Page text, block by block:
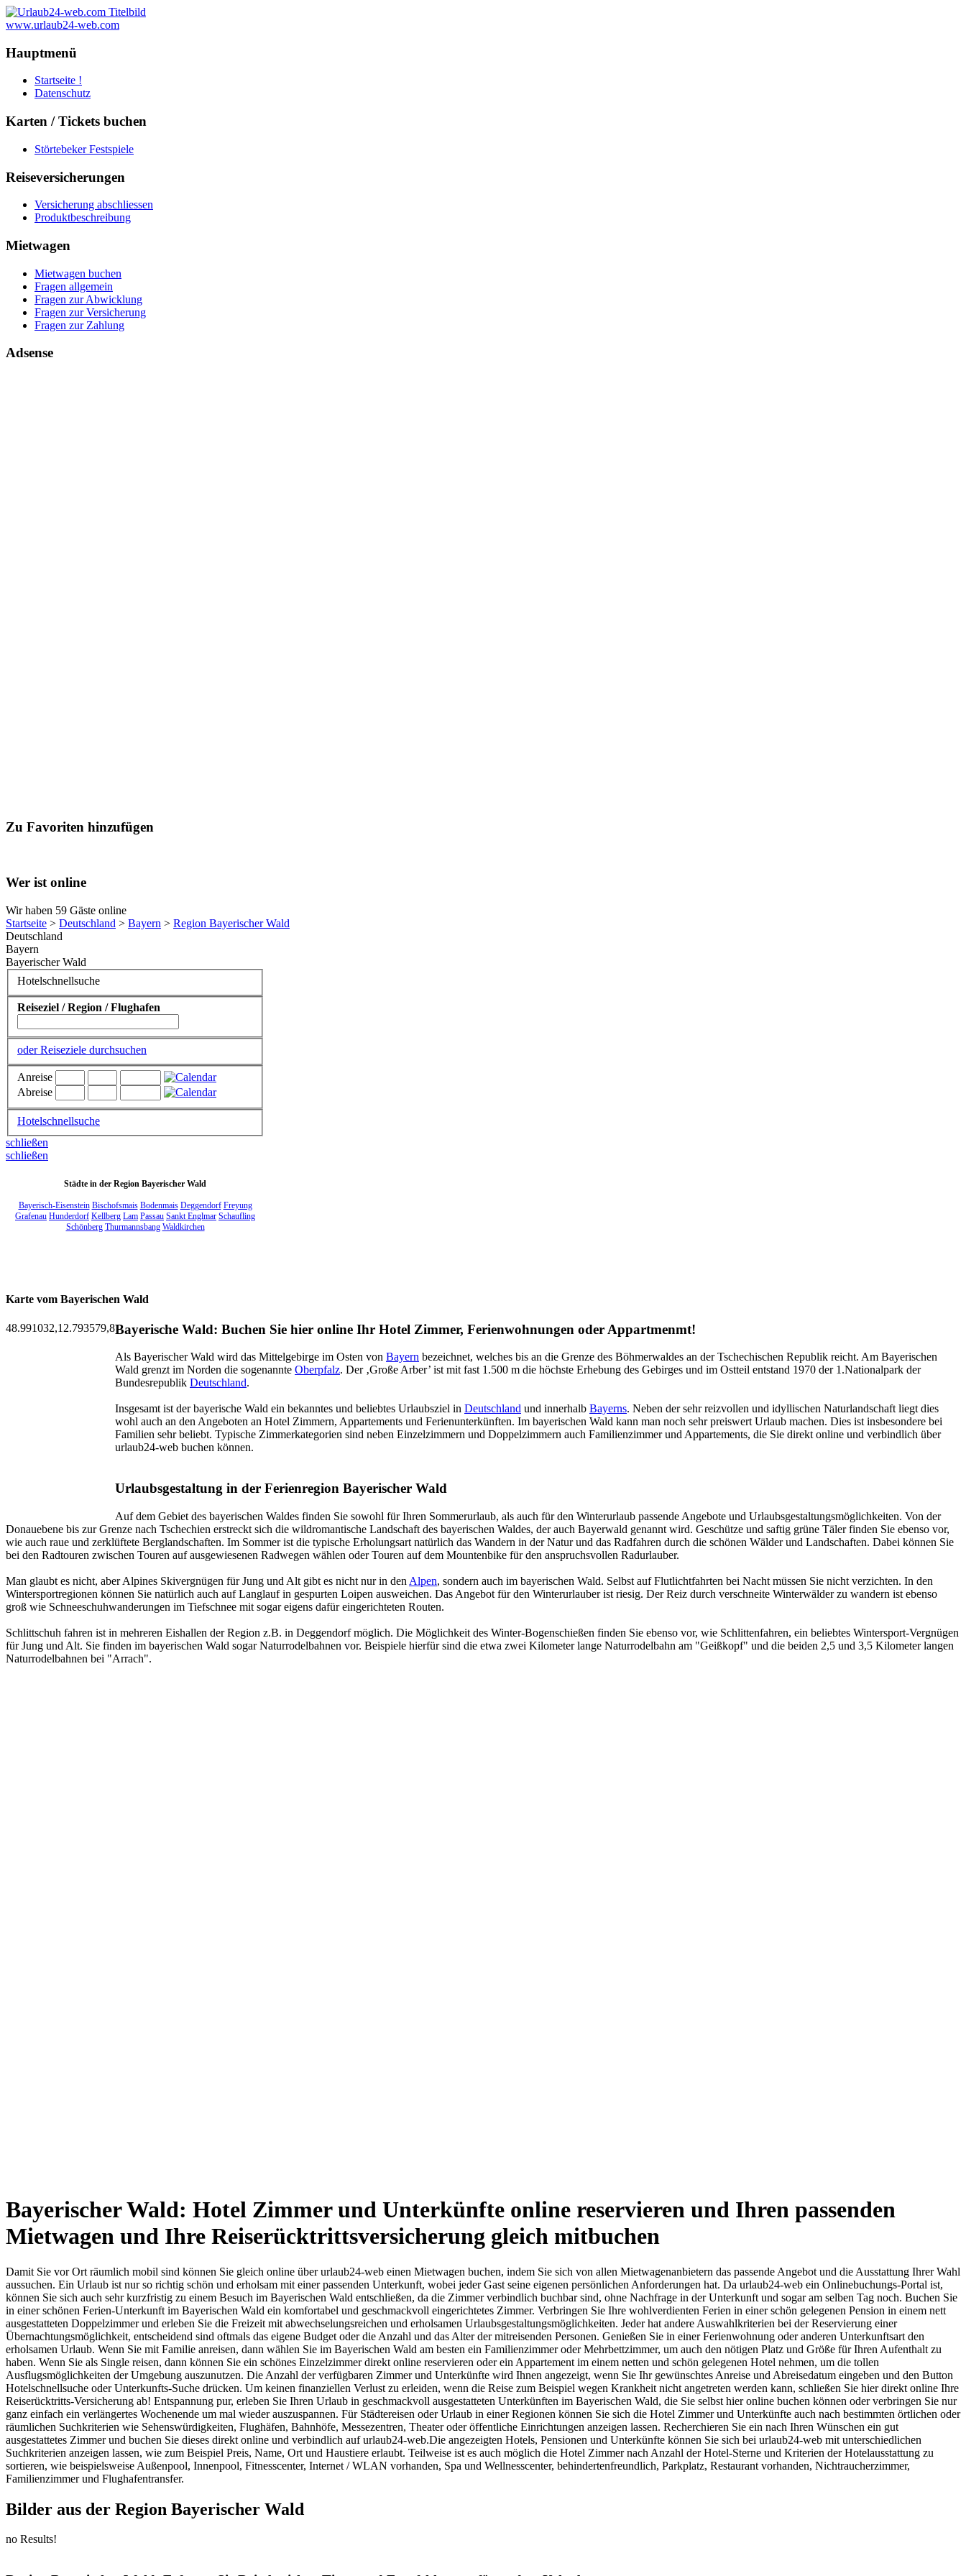
www.urlaub24-web.com
Hauptmenü
Startseite !
Datenschutz
Karten / Tickets buchen
Störtebeker Festspiele
Reiseversicherungen
Versicherung abschliessen
Produktbeschreibung
Mietwagen
Mietwagen buchen
Fragen allgemein
Fragen zur Abwicklung
Fragen zur Versicherung
Fragen zur Zahlung
Adsense
Zu Favoriten hinzufügen
Wer ist online
Wir haben 59 Gäste online
Startseite > Deutschland > Bayern > Region Bayerischer Wald
Deutschland
Bayern
Bayerischer Wald
Hotelschnellsuche
Reiseziel / Region / Flughafen
oder Reiseziele durchsuchen
Anreise
Abreise
Hotelschnellsuche
schließen
schließen
Städte in der Region Bayerischer Wald
Bayerisch-Eisenstein Bischofsmais Bodenmais Deggendorf Freyung
Grafenau Hunderdorf Kellberg Lam Passau Sankt Englmar Schaufling
Schönberg Thurmannsbang Waldkirchen
Karte vom Bayerischen Wald
48.991032,12.793579,8Bayerische Wald: Buchen Sie hier online Ihr Hotel Zimmer, Ferienwohnungen oder Appartmenmt!
Als Bayerischer Wald wird das Mittelgebirge im Osten von Bayern bezeichnet, welches bis an die Grenze des Böhmerwaldes an der Tschechischen Republik reicht. Am Bayerischen
Wald grenzt im Norden die sogenannte Oberpfalz. Der ‚Große Arber’ ist mit fast 1.500 m die höchste Erhebung des Gebirges und im Ostteil entstand 1970 der 1.Nationalpark der
Bundesrepublik Deutschland.
Insgesamt ist der bayerische Wald ein bekanntes und beliebtes Urlaubsziel in Deutschland und innerhalb Bayerns. Neben der sehr reizvollen und idyllischen Naturlandschaft liegt dies
wohl auch an den Angeboten an Hotel Zimmern, Appartements und Ferienunterkünften. Im bayerischen Wald kann man noch sehr preiswert Urlaub machen. Dies ist insbesondere bei
Familien sehr beliebt. Typische Zimmerkategorien sind neben Einzelzimmern und Doppelzimmern auch Familienzimmer und Appartements, die Sie direkt online und verbindlich über
urlaub24-web buchen können.
Urlaubsgestaltung in der Ferienregion Bayerischer Wald
Auf dem Gebiet des bayerischen Waldes finden Sie sowohl für Ihren Sommerurlaub, als auch für den Winterurlaub passende Angebote und Urlaubsgestaltungsmöglichkeiten. Von der
Donauebene bis zur Grenze nach Tschechien erstreckt sich die wildromantische Landschaft des bayerischen Waldes, der auch Bayerwald genannt wird. Geschütze und saftig grüne Täler finden Sie ebenso vor,
wie auch raue und zerklüftete Berglandschaften. Im Sommer ist die typische Erholungsart natürlich das Wandern in der Natur und das Radfahren durch die schönen Wälder und Landschaften. Dabei können Sie
bei den Radtouren zwischen Touren auf ausgewiesenen Radwegen wählen oder Touren auf dem Mountenbike für den anspruchsvollen Radurlauber.
Man glaubt es nicht, aber Alpines Skivergnügen für Jung und Alt gibt es nicht nur in den Alpen, sondern auch im bayerischen Wald. Selbst auf Flutlichtfahrten bei Nacht müssen Sie nicht verzichten. In den
Wintersportregionen können Sie natürlich auch auf Langlauf in gespurten Loipen ausweichen. Das Angebot für den Winterurlauber ist riesig. Der Reiz durch verschneite Winterwälder zu wandern ist ebenso
groß wie Schneeschuhwanderungen im Tiefschnee mit sogar eigens dafür eingerichteten Routen.
Schlittschuh fahren ist in mehreren Eishallen der Region z.B. in Deggendorf möglich. Die Möglichkeit des Winter-Bogenschießen finden Sie ebenso vor, wie Schlittenfahren, ein beliebtes Wintersport-Vergnügen
für Jung und Alt. Sie finden im bayerischen Wald sogar Naturrodelbahnen vor. Beispiele hierfür sind die etwa zwei Kilometer lange Naturrodelbahn am "Geißkopf" und die beiden 2,5 und 3,5 Kilometer langen
Naturrodelbahnen bei "Arrach".
Bayerischer Wald: Hotel Zimmer und Unterkünfte online reservieren und Ihren passenden
Mietwagen und Ihre Reiserücktrittsversicherung gleich mitbuchen
Damit Sie vor Ort räumlich mobil sind können Sie gleich online über urlaub24-web einen Mietwagen buchen, indem Sie sich von allen Mietwagenanbietern das passende Angebot und die Ausstattung Ihrer Wahl
aussuchen. Ein Urlaub ist nur so richtig schön und erholsam mit einer passenden Unterkunft, wobei jeder Gast seine eigenen persönlichen Anforderungen hat. Da urlaub24-web ein Onlinebuchungs-Portal ist,
können Sie sich auch sehr kurzfristig zu einem Besuch im Bayerischen Wald entschließen, da die Zimmer verbindlich buchbar sind, ohne Nachfrage in der Unterkunft und sogar am selben Tag noch. Buchen Sie
in einer schönen Ferien-Unterkunft im Bayerischen Wald ein komfortabel und geschmackvoll eingerichtetes Zimmer. Verbringen Sie Ihre wohlverdienten Ferien in einer schön gelegenen Pension in einem nett
ausgestatteten Doppelzimmer und erleben Sie die Freizeit mit abwechselungsreichen und erholsamen Urlaubsgestaltungsmöglichkeiten. Jeder hat andere Auswahlkriterien bei der Reservierung einer
Übernachtungsmöglichkeit, entscheidend sind oftmals das eigene Budget oder die Anzahl und das Alter der mitreisenden Personen. Genießen Sie in einer Ferienwohnung oder anderen Unterkunftsart den
erholsamen Urlaub. Wenn Sie mit Familie anreisen, dann wählen Sie im Bayerischen Wald am besten ein Familienzimmer oder Mehrbettzimmer, um auch den nötigen Platz und Größe für Ihren Aufenthalt zu
haben. Wenn Sie als Single reisen, dann können Sie ein schönes Einzelzimmer direkt online reservieren oder ein Appartement im einem netten und schön gelegenen Hotel nehmen, um die tollen
Ausflugsmöglichkeiten der Umgebung auszunutzen. Die Anzahl der verfügbaren Zimmer und Unterkünfte wird Ihnen angezeigt, wenn Sie Ihr gewünschtes Anreise und Abreisedatum eingeben und den Button
Hotelschnellsuche oder Unterkunfts-Suche drücken. Um keinen finanziellen Verlust zu erleiden, wenn die Reise zum Beispiel wegen Krankheit nicht angetreten werden kann, schließen Sie hier direkt online Ihre
Reiserücktritts-Versicherung ab! Entspannung pur, erleben Sie Ihren Urlaub in geschmackvoll ausgestatteten Unterkünften im Bayerischen Wald, die Sie selbst hier online buchen können oder verbringen Sie nur
ganz einfach ein verlängertes Wochenende um mal wieder auszuspannen. Für Städtereisen oder Urlaub in einer Regionen können Sie sich die Hotel Zimmer und Unterkünfte auch nach bestimmten örtlichen oder
räumlichen Suchkriterien wie Sehenswürdigkeiten, Flughäfen, Bahnhöfe, Messezentren, Theater oder öffentliche Einrichtungen anzeigen lassen. Recherchieren Sie ein nach Ihren Wünschen ein gut
ausgestattetes Zimmer und buchen Sie dieses direkt online und verbindlich auf urlaub24-web.Die angezeigten Hotels, Pensionen und Unterkünfte können Sie sich bei urlaub24-web mit unterschiedlichen
Suchkriterien anzeigen lassen, wie zum Beispiel Preis, Name, Ort und Haustiere erlaubt. Teilweise ist es auch möglich die Hotel Zimmer nach Anzahl der Hotel-Sterne und Kriterien der Hotelausstattung zu
sortieren, wie beispielsweise Außenpool, Innenpool, Fitnesscenter, Internet / WLAN vorhanden, Spa und Wellnesscenter, behindertenfreundlich, Parkplatz, Restaurant vorhanden, Nichtraucherzimmer,
Familienzimmer und Flughafentransfer.
Bilder aus der Region Bayerischer Wald
no Results!